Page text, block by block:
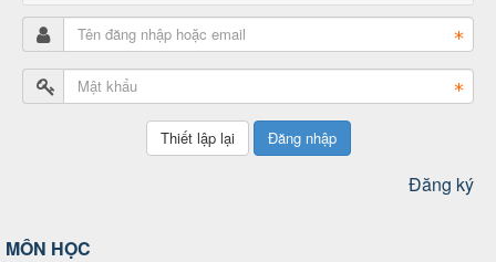
Đăng nhập
Đăng ký
MÔN HỌC